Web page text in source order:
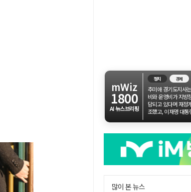
mWiz
1800
AI 뉴스브리핑
정치 경제
추미애 경기도지사
비와 운영비가 지방
담되고 있다며 재정
조했고, 이재명 대통
많이 본 뉴스